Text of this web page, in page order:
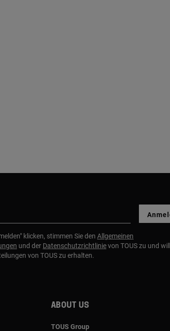
klicken, stimmen Sie den Allgemeinen
und der Datenschutzrichtlinievon TOUS zu und
von TOUS zu erhalten.
About us
TOUS Group